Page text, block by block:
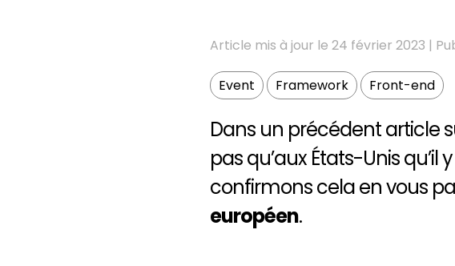
Article mis à jour le 24 février 2023 |
Event Framework Front-end
Dans un précédent article
pas qu’aux États-Unis
confirmons cela en vous
européen.